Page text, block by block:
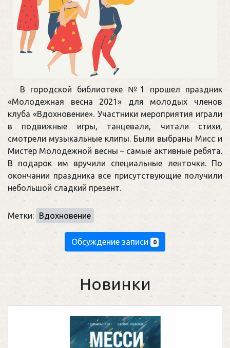
В городской библиотеке №1 прошел праздник
«Молодежная весна 2021» для молодых членов
клуба «Вдохновение». Участники мероприятия играли
в подвижные игры, танцевали, читали стихи,
смотрели музыкальные клипы. Были выбраны Мисс и
Мистер Молодежной весны – самые активные ребята.
В подарок им вручили специальные ленточки. По
окончании праздника все присутствующие получили
небольшой сладкий презент.
Метки: Вдохновение
Обсуждение записи 0
Новинки